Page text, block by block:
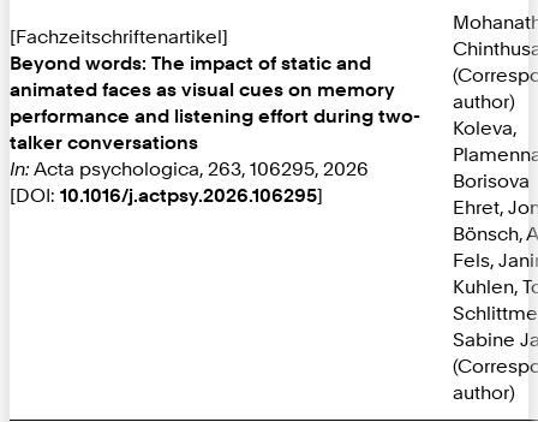
[Fachzeitschriftenartikel]
Beyond words: The impact of static and
animated faces as visual cues on memory
performance and listening effort during two-
talker conversations
In: Acta psychologica, 263, 106295, 2026
[DOI: 10.1016/j.actpsy.2026.106295]
author)
Koleva,
Borisova
Ehret,
Bönsch,
Fels,
Kuhlen,
Sabine
author)